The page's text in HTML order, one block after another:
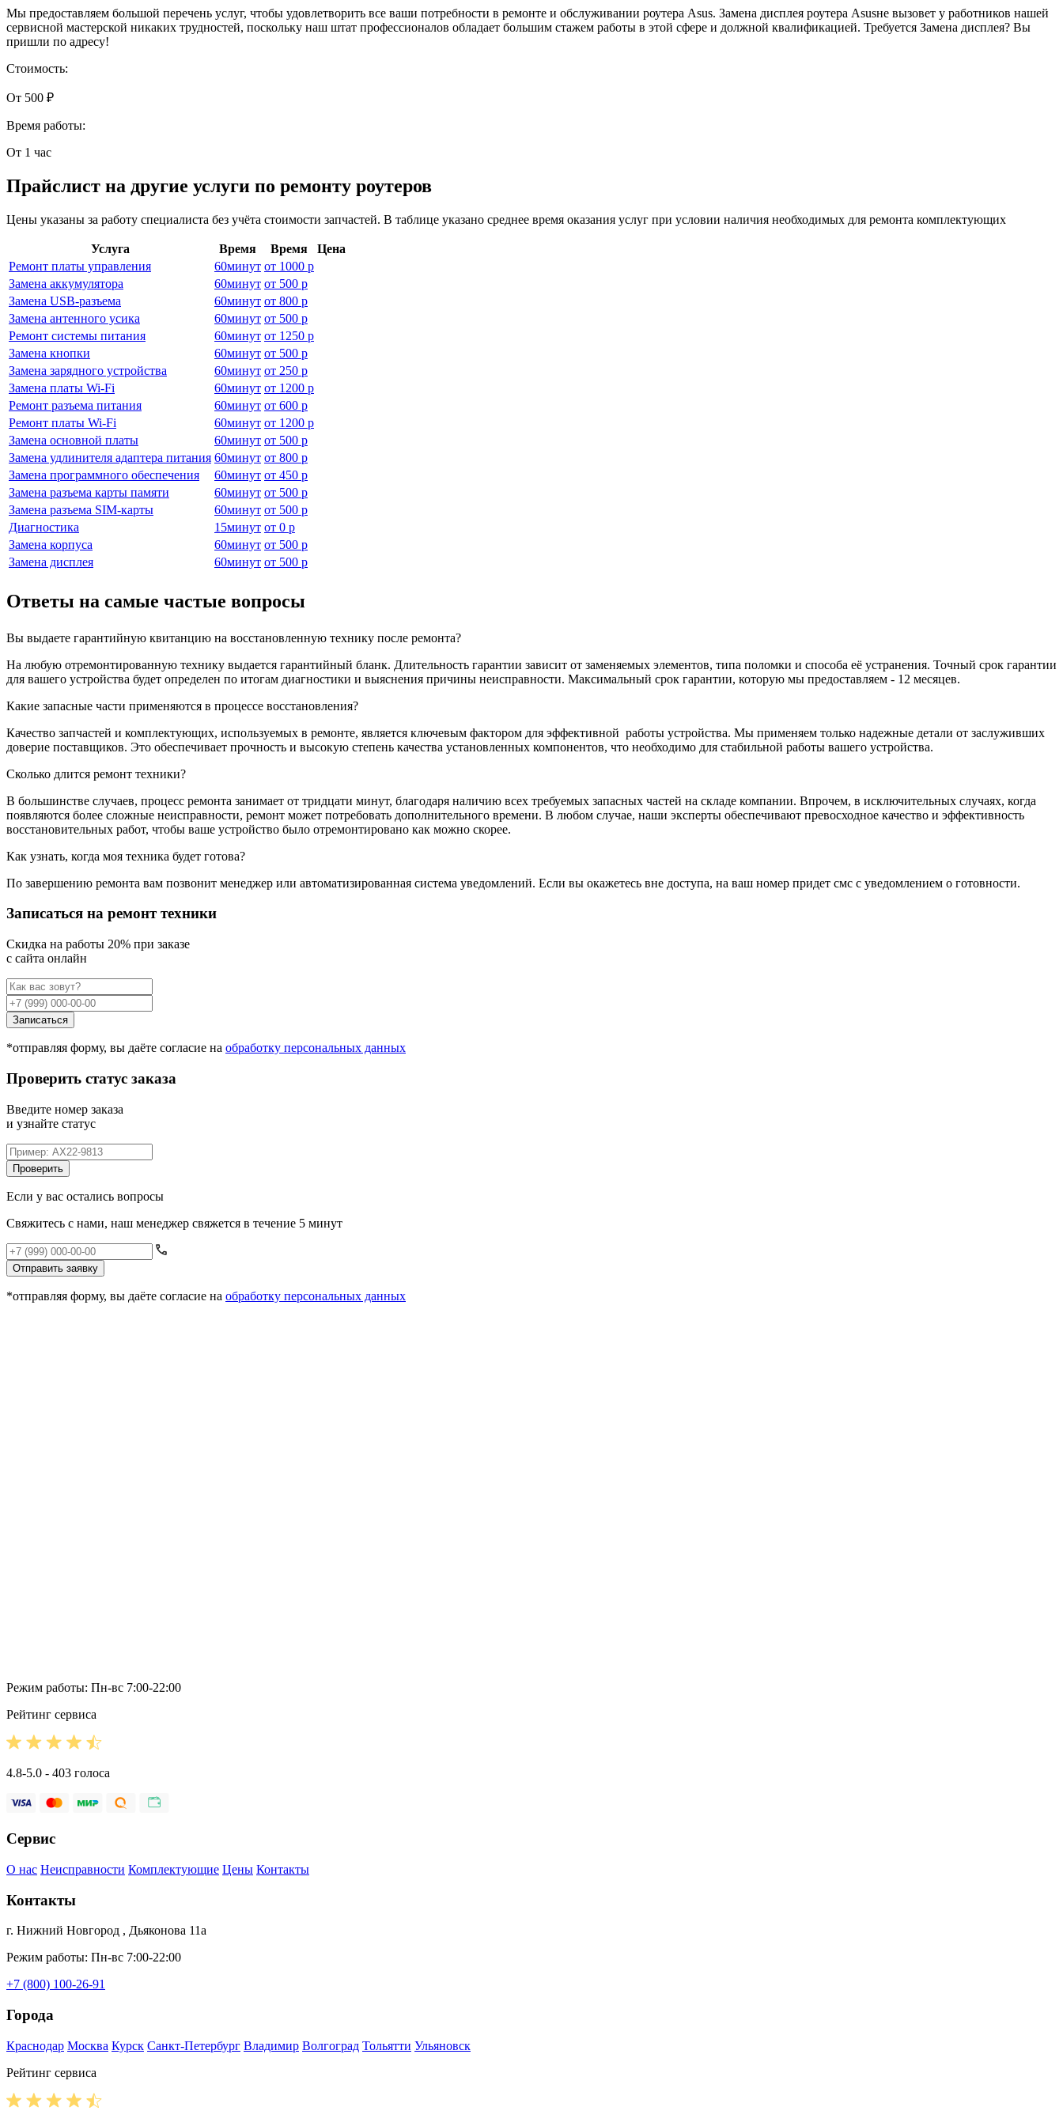
Мы предоставляем большой перечень услуг, чтобы удовлетворить все ваши потребности в ремонте и обслуживании роутера Asus. Замена дисплея роутера Asusне вызовет у работников нашей
сервисной мастерской никаких трудностей, поскольку наш штат профессионалов обладает большим стажем работы в этой сфере и должной квалификацией. Требуется Замена дисплея? Вы
пришли по адресу!
Стоимость:
От 500 ₽
Время работы:
От 1 час
Прайслист на другие услуги по ремонту роутеров
Цены указаны за работу специалиста без учёта стоимости запчастей. В таблице указано среднее время оказания услуг при условии наличия необходимых для ремонта комплектующих
Услуга Время Время
Цена
Ремонт платы управления
60минут от 1000 р
Замена аккумулятора
60минут от 500 р
Замена USB-разъема
60минут от 800 р
Замена антенного усика
60минут от 500 р
Ремонт системы питания
60минут от 1250 р
Замена кнопки
60минут от 500 р
Замена зарядного устройства
60минут от 250 р
Замена платы Wi-Fi
60минут от 1200 р
Ремонт разъема питания
60минут от 600 р
Ремонт платы Wi-Fi
60минут от 1200 р
Замена основной платы
60минут от 500 р
Замена удлинителя адаптера питания 60минут от 800 р
Замена программного обеспечения
60минут от 450 р
Замена разъема карты памяти
60минут от 500 р
Замена разъема SIM-карты
60минут от 500 р
Диагностика
15минут от 0 р
Замена корпуса
60минут от 500 р
Замена дисплея
60минут от 500 р
Ответы на самые частые вопросы
Вы выдаете гарантийную квитанцию на восстановленную технику после ремонта?
На любую отремонтированную технику выдается гарантийный бланк. Длительность гарантии зависит от заменяемых элементов, типа поломки и способа её устранения. Точный срок гарантии
для вашего устройства будет определен по итогам диагностики и выяснения причины неисправности. Максимальный срок гарантии, которую мы предоставляем - 12 месяцев.
Какие запасные части применяются в процессе восстановления?
Качество запчастей и комплектующих, используемых в ремонте, является ключевым фактором для эффективной работы устройства. Мы применяем только надежные детали от заслуживших
доверие поставщиков. Это обеспечивает прочность и высокую степень качества установленных компонентов, что необходимо для стабильной работы вашего устройства.
Сколько длится ремонт техники?
В большинстве случаев, процесс ремонта занимает от тридцати минут, благодаря наличию всех требуемых запасных частей на складе компании. Впрочем, в исключительных случаях, когда
появляются более сложные неисправности, ремонт может потребовать дополнительного времени. В любом случае, наши эксперты обеспечивают превосходное качество и эффективность
восстановительных работ, чтобы ваше устройство было отремонтировано как можно скорее.
Как узнать, когда моя техника будет готова?
По завершению ремонта вам позвонит менеджер или автоматизированная система уведомлений. Если вы окажетесь вне доступа, на ваш номер придет смс с уведомлением о готовности.
Записаться на ремонт техники
Cкидка на работы 20% при заказе
с сайта онлайн
Записаться
*отправляя форму, вы даёте согласие на обработку персональных данных
Проверить статус заказа
Введите номер заказа
и узнайте статус
Проверить
Если у вас остались вопросы
Свяжитесь с нами, наш менеджер свяжется в течение 5 минут
Отправить заявку
*отправляя форму, вы даёте согласие на обработку персональных данных
Режим работы: Пн-вс 7:00-22:00
Рейтинг сервиса
4.8-5.0 - 403 голоса
Сервис
О нас Неисправности Комплектующие Цены Контакты
Контакты
г. Нижний Новгород , Дьяконова 11а
Режим работы: Пн-вс 7:00-22:00
+7 (800) 100-26-91
Города
Краснодар Москва Курск Санкт-Петербург Владимир Волгоград Тольятти Ульяновск
Рейтинг сервиса